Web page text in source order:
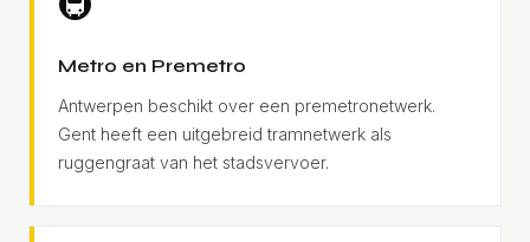
Metro en Premetro
Antwerpen beschikt over een premetronetwerk.
Gent heeft een uitgebreid tramnetwerk als
ruggengraat van het stadsvervoer.